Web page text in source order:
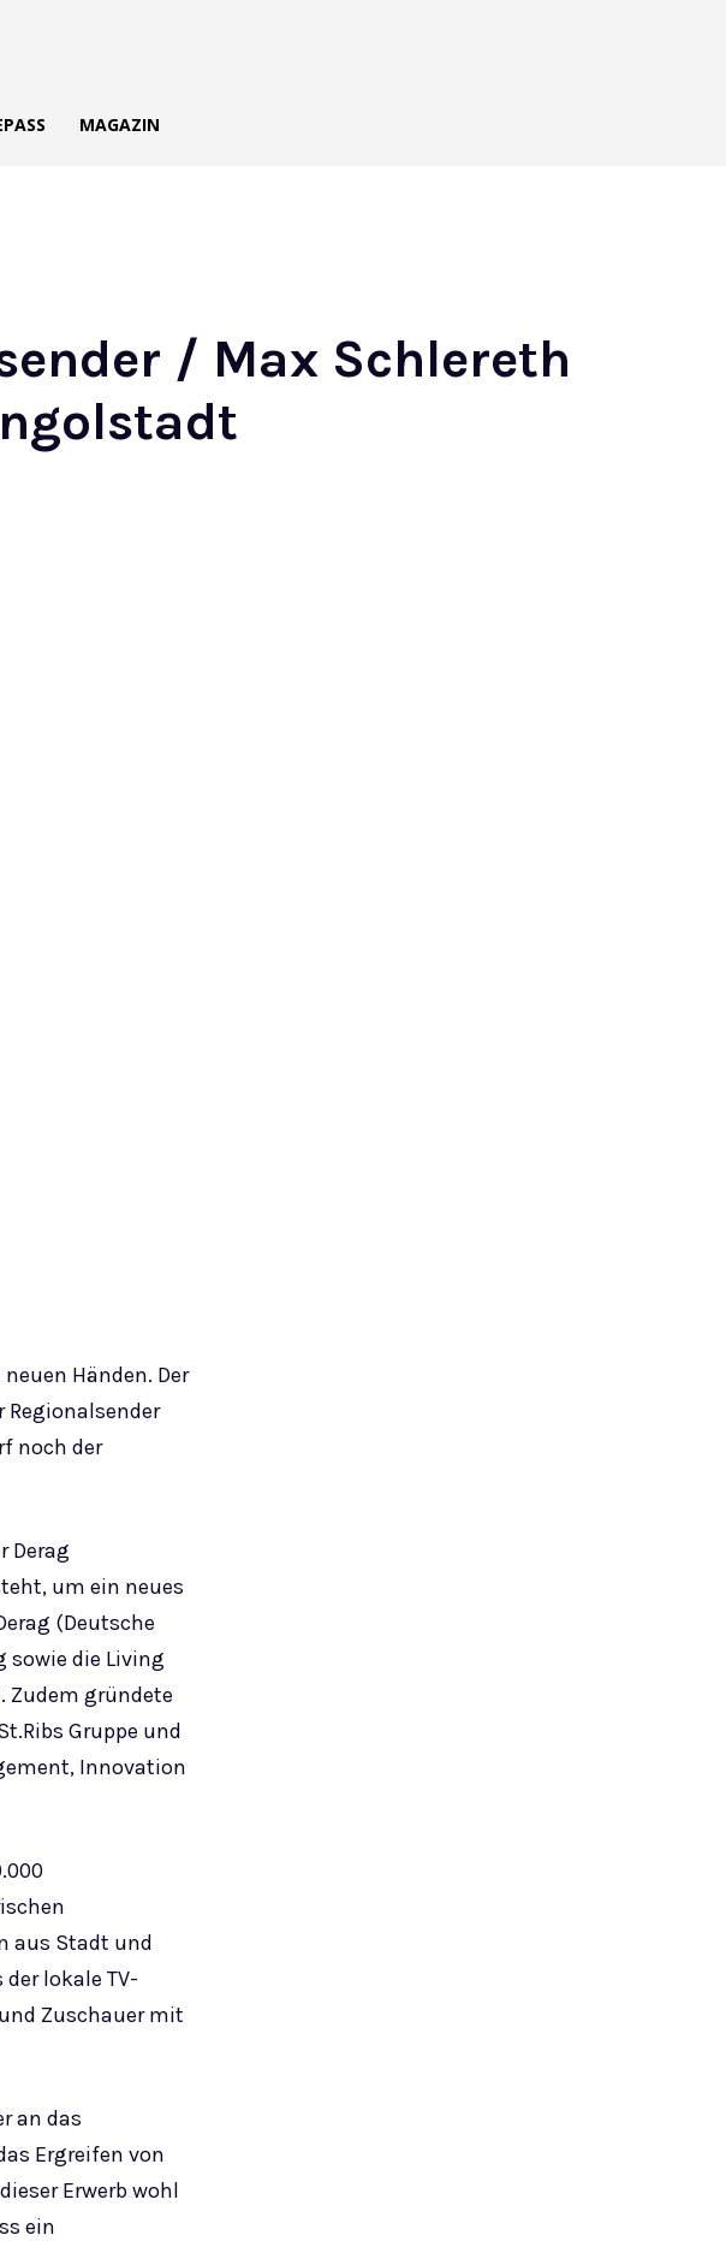
MAGAZIN
/ Max Schlereth
Händen. Der
Regionalsender
noch der
Derag
um ein neues
(Deutsche
sowie die Living
Zudem gründete
Gruppe und
Innovation
aus Stadt und
lokale TV-
Zuschauer mit
an das
Ergreifen von
Erwerb wohl
ein